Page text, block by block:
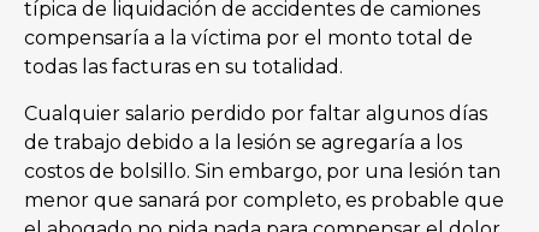
típica de liquidación de accidentes de camiones
compensaría a la víctima por el monto total de
todas las facturas en su totalidad.
Cualquier salario perdido por faltar algunos días
de trabajo debido a la lesión se agregaría a los
costos de bolsillo. Sin embargo, por una lesión tan
menor que sanará por completo, es probable que